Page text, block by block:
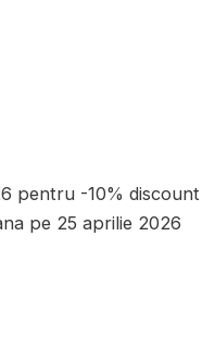
pentru -10% discount
pe 25 aprilie 2026